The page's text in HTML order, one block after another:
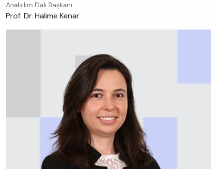
Anabilim Dalı Başkanı
Prof. Dr. Halime Kenar